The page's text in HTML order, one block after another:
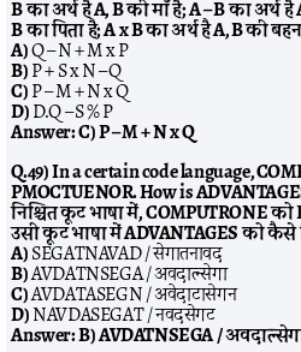
B का अर्थ है A, B की माँ है; A – B का अर्थ
B का पिता है; A x B का अर्थ है A, B की
A)Q – N + M x P
B)P + S x N – Q
C)P – M + N x Q
D)D.Q – S % P
Answer:C) P – M + N x Q
Q.49) In a certain code language,
PMOCTUENOR. How is
निश्चित कूट भाषा में, COMPUTRONE
उसी कूट भाषा में ADVANTAGES को कैसे
A)SEGATNAVAD / सेगातनावद
B)AVDATNSEGA / अवदात्न्सेगा
C)AVDATASEGN / अवेदाटासेगन
D)NAVDASEGAT / नवदसेगट
Answer:B) AVDATNSEGA /